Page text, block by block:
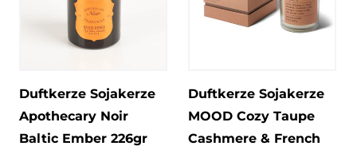
Duftkerze Sojakerze
Apothecary Noir
Baltic Ember 226gr
Duftkerze Sojakerze
MOOD Cozy Taupe
Cashmere & French